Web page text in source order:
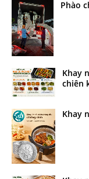
Phào
Khay
chiên
Khay